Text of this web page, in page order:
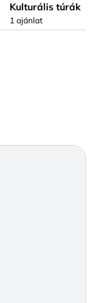
Kulturális túrák
1 ajánlat